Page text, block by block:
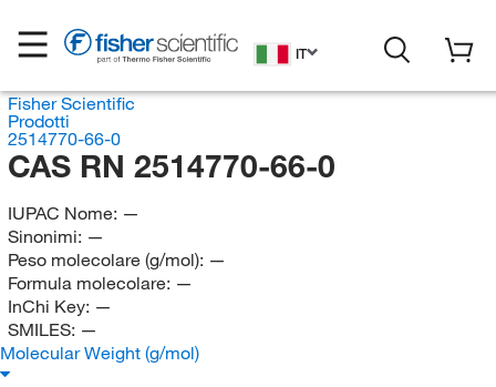
IT
Fisher Scientific
Prodotti
2514770-66-0
CAS RN 2514770-66-0
IUPAC Nome: —
Sinonimi: —
Peso molecolare (g/mol): —
Formula molecolare: —
InChi Key: —
SMILES: —
Molecular Weight (g/mol)